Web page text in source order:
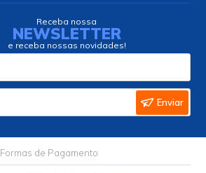
Receba nossa
NEWSLETTER
e receba nossas novidades!
Enviar
Formas de Pagamento